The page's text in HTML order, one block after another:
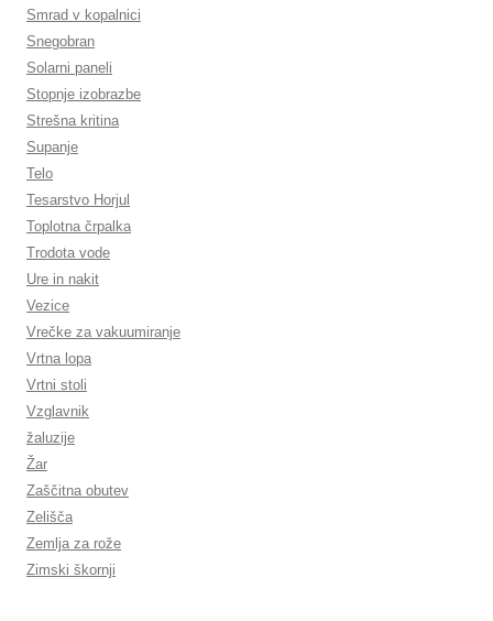
Smrad v kopalnici
Snegobran
Solarni paneli
Stopnje izobrazbe
Strešna kritina
Supanje
Telo
Tesarstvo Horjul
Toplotna črpalka
Trodota vode
Ure in nakit
Vezice
Vrečke za vakuumiranje
Vrtna lopa
Vrtni stoli
Vzglavnik
žaluzije
Žar
Zaščitna obutev
Zelišča
Zemlja za rože
Zimski škornji